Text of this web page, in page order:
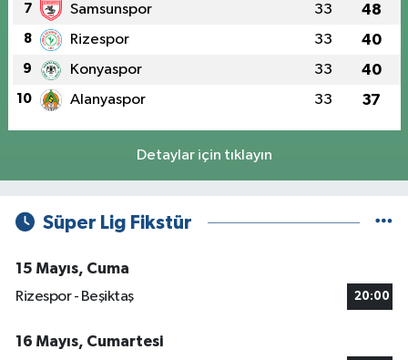
7 Samsunspor 33 48
8 Rizespor 33 40
9 Konyaspor 33 40
10 Alanyaspor 33 37
Detaylar için tıklayın
Süper Lig Fikstür
15 Mayıs, Cuma
Rizespor - Beşiktaş
20:00
16 Mayıs, Cumartesi